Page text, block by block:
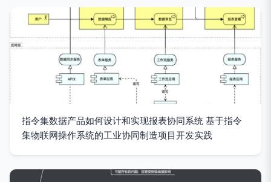
指令集数据产品如何设计和实现报表协同系统 基于指令
集物联网操作系统的工业协同制造项目开发实践